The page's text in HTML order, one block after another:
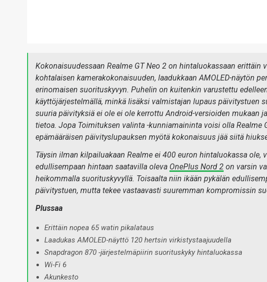
Kokonaisuudessaan Realme GT Neo 2 on hintaluokassaan erittäin
kohtalaisen kamerakokonaisuuden, laadukkaan AMOLED-näytön
erinomaisen suorituskyvyn. Puhelin on kuitenkin varustettu
käyttöjärjestelmällä, minkä lisäksi valmistajan lupaus päivitystuen
suuria päivityksiä ei ole ei ole kerrottu Android-versioiden mukaan
tietoa. Jopa Toimituksen valinta -kunniamaininta voisi olla Realme
epämääräisen päivityslupauksen myötä kokonaisuus jää siitä
Täysin ilman kilpailuakaan Realme ei 400 euron hintaluokassa ole,
edullisempaan hintaan saatavilla oleva OnePlus Nord 2 on varsin
heikommalla suorituskyvyllä. Toisaalta niin ikään pykälän
päivitystuen, mutta tekee vastaavasti suuremman kompromissin
Plussaa
Erittäin nopea 65 watin pikalataus
Laadukas AMOLED-näyttö 120 hertsin virkistystaajuudella
Snapdragon 870 -järjestelmäpiirin suorituskyky hintaluokassa
Wi-Fi 6
Akunkesto